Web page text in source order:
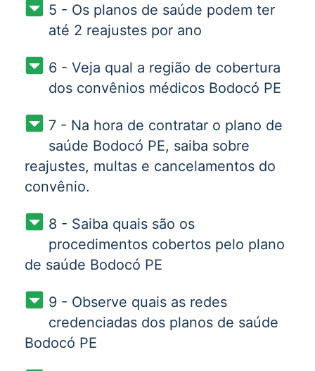
5 - Os planos de saúde podem ter
até 2 reajustes por ano
6 - Veja qual a região de cobertura
dos convênios médicos Bodocó PE
7 - Na hora de contratar o plano de
saúde Bodocó PE, saiba sobre
reajustes, multas e cancelamentos do
convênio.
8 - Saiba quais são os
procedimentos cobertos pelo plano
de saúde Bodocó PE
9 - Observe quais as redes
credenciadas dos planos de saúde
Bodocó PE